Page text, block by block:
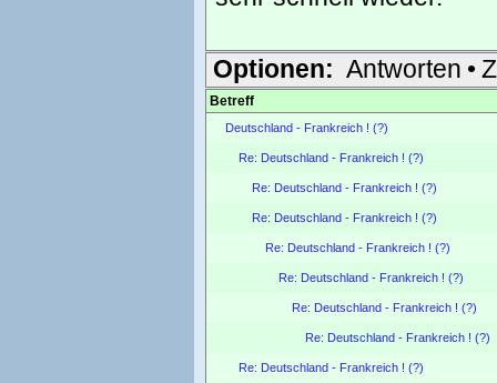
Optionen: Antworten •
Betreff
Deutschland - Frankreich ! (?)
Re: Deutschland - Frankreich ! (?)
Re: Deutschland - Frankreich ! (?)
Re: Deutschland - Frankreich ! (?)
Re: Deutschland - Frankreich ! (?)
Re: Deutschland - Frankreich ! (?)
Re: Deutschland - Frankreich ! (?)
Re: Deutschland - Frankreich ! (?)
Re: Deutschland - Frankreich ! (?)